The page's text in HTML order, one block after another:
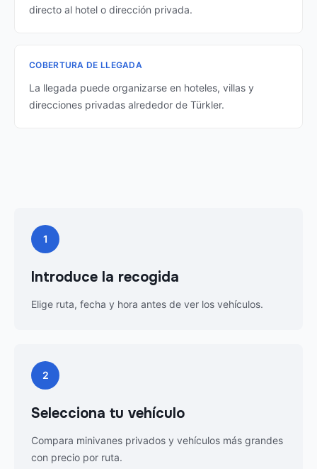
directo al hotel o dirección privada.
COBERTURA DE LLEGADA
La llegada puede organizarse en hoteles, villas y
direcciones privadas alrededor de Türkler.
1
Introduce la recogida
Elige ruta, fecha y hora antes de ver los vehículos.
2
Selecciona tu vehículo
Compara minivanes privados y vehículos más grandes
con precio por ruta.